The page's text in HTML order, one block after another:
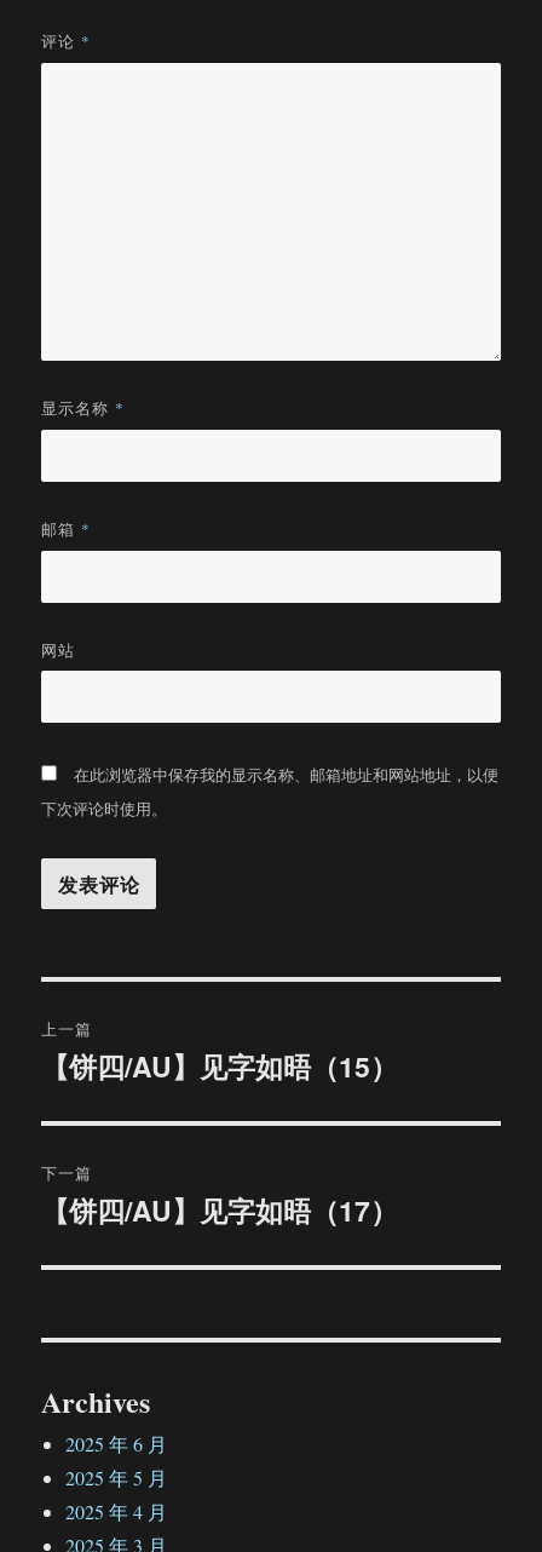
评论 *
显示名称 *
邮箱 *
网站
在此浏览器中保存我的显示名称、邮箱地址和网站地址，以便
下次评论时使用。
章
航
上一篇
文
章：
【饼四/AU】见字如晤（15）
下一篇
文
【饼四/AU】见字如晤（17）
Archives
2025 年 6 月
2025 年 5 月
2025 年 4 月
2025 年 3 月